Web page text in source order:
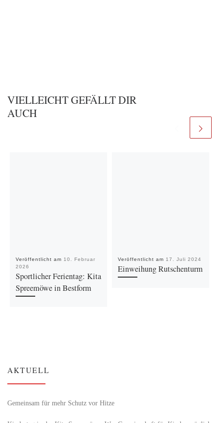
VIELLEICHT GEFÄLLT DIR
AUCH
Veröffentlicht am 10. Februar
2026
Sportlicher Ferientag: Kita
Spreemöwe in Bestform
Veröffentlicht am 17. Juli 2024
Einweihung Rutschenturm
AKTUELL
Gemeinsam für mehr Schutz vor Hitze